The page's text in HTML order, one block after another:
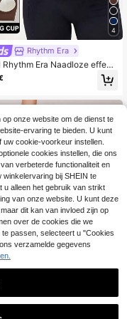
4
Rhythm Era
Rhythm Era Naadloze effen
met brede banden, pullov
maten voor dames
1
onze website om de dienst te
ervaring te bieden. U kunt
cookie-voorkeur instellen.
cookies instellen, die ons
verbeterde functionaliteit en
bij SHEIN te
u alleen het gebruik van strikt
van onze website. U kunt deze
dit kan van invloed zijn op
over de cookies die we
passen, selecteert u "Cookies
verzamelde gegevens